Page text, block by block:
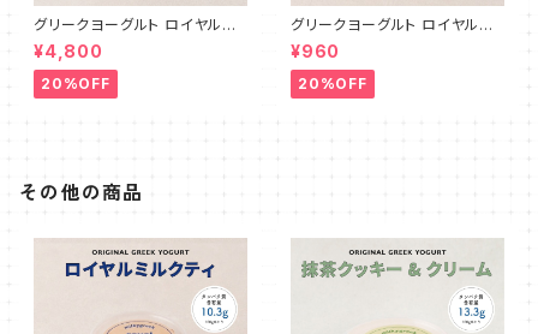
グリークヨーグルト ロイヤルミ
ルクティ 500g
¥4,800
20%OFF
グリークヨーグルト ロイヤルミ
ルクティ 100g
¥960
20%OFF
その他の商品